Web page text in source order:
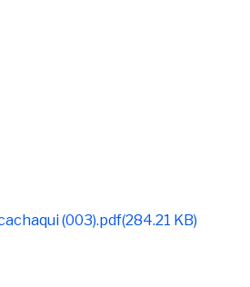
(003).pdf(284.21 KB)